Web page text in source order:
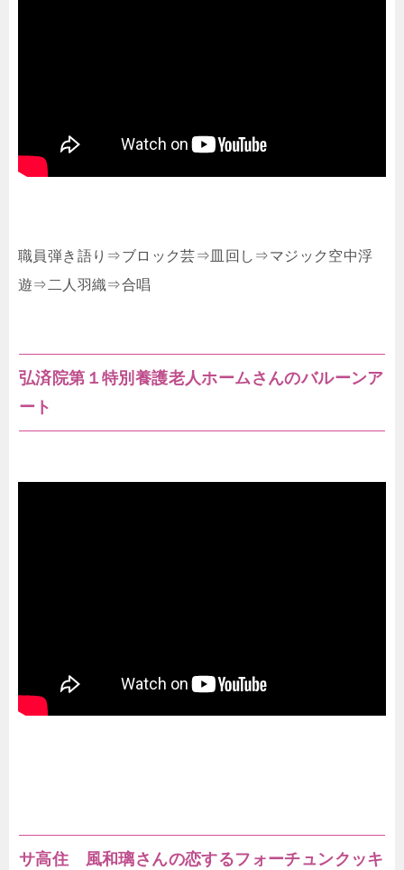
職員弾き語り⇒ブロック芸⇒皿回し⇒マジック空中浮
遊⇒二人羽織⇒合唱
弘済院第１特別養護老人ホームさんのバルーンア
ート
サ高住 風和璃さんの恋するフォーチュンクッキ